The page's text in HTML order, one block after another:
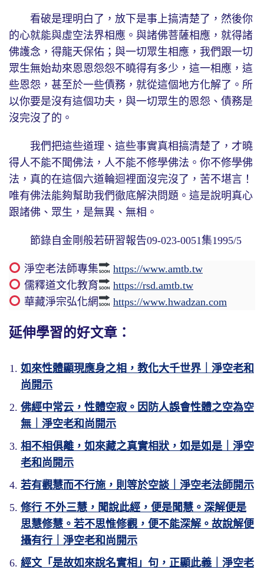
看破是理明白了，放下是事上搞清楚了，然後你
的心就能與虛空法界相應。與諸佛菩薩相應，就得諸
佛護念，得龍天保佑；與一切眾生相應，我們跟一切
眾生無始劫來恩恩怨怨不曉得有多少，這一相應，這
些恩怨，甚至於一些債務，就從這個地方化解了。所
以你要是沒有這個功夫，與一切眾生的恩怨、債務是
沒完沒了的。
我們把這些道理、這些事實真相搞清楚了，才曉
得人不能不聞佛法，人不能不修學佛法。你不修學佛
法，真的在這個六道輪迴裡面沒完沒了，苦不堪言！
唯有佛法能夠幫助我們徹底解決問題。這是說明真心
跟諸佛、眾生，是無異、無相。
節錄自金剛般若研習報告09-023-0051集1995/5
淨空老法師專集
https://www.amtb.tw
儒釋道文化教育
https://rsd.amtb.tw
華藏淨宗弘化網
https://www.hwadzan.com
延伸學習的好文章：
如來性體顯現應身之相，教化大千世界｜淨空老和
尚開示
佛經中常云，性體空寂。因防人誤會性體之空為空
無｜淨空老和尚開示
相不相俱離，如來藏之真實相狀，如是如是｜淨空
老和尚開示
若有觀慧而不行施，則等於空談｜淨空老法師開示
修行 不外三慧，聞說此經，便是聞慧。深解便是
思慧修慧。若不思惟修觀，便不能深解。故說解便
攝有行｜淨空老和尚開示
經文「是故如來說名實相」句，正顯此義｜淨空老